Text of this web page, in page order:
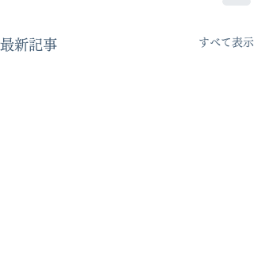
最新記事 すべて表示